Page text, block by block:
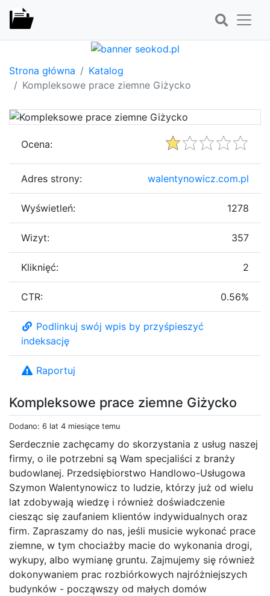
Strona główna
Katalog
Kompleksowe prace ziemne Giżycko
Kompleksowe prace ziemne Giżycko
Dodano: 6 lat 4 miesiące temu
Serdecznie zachęcamy do skorzystania z usług naszej
firmy, o ile potrzebni są Wam specjaliści z branży
budowlanej. Przedsiębiorstwo Handlowo-Usługowa
Szymon Walentynowicz to ludzie, którzy już od wielu
lat zdobywają wiedzę i również doświadczenie
ciesząc się zaufaniem klientów indywidualnych oraz
firm. Zapraszamy do nas, jeśli musicie wykonać prace
ziemne, w tym chociażby macie do wykonania drogi,
wykupy, albo wymianę gruntu. Zajmujemy się również
dokonywaniem prac rozbiórkowych najróżniejszych
budynków - począwszy od małych domów
Ocena:
Adres strony: walentynowicz.com.pl
Wyświetleń: 1278
Wizyt: 357
Kliknięć: 2
CTR: 0.56%
Podlinkuj swój wpis by przyśpieszyć
indeksację
Raportuj